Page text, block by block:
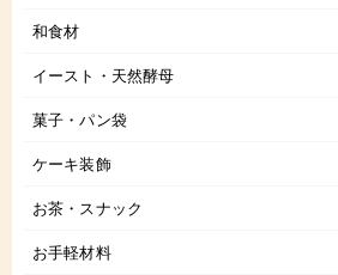
和食材
イースト・天然酵母
菓子・パン袋
ケーキ装飾
お茶・スナック
お手軽材料